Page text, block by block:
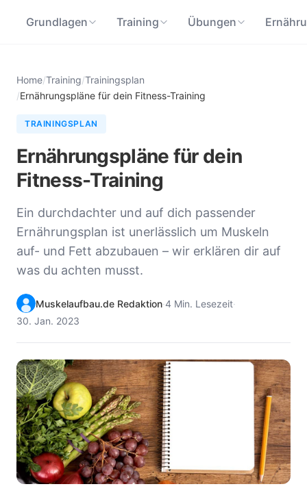
Grundlagen Training Übungen
Home/Training/Trainingsplan
/Ernährungspläne für dein Fitness-Training
TRAININGSPLAN
Ernährungspläne für dein
Fitness-Training
Ein durchdachter und auf dich passender
Ernährungsplan ist unerlässlich um Muskeln
auf- und Fett abzubauen – wir erklären dir auf
was du achten musst.
Muskelaufbau.de Redaktion·4 Min. Lesezeit·
30. Jan. 2023